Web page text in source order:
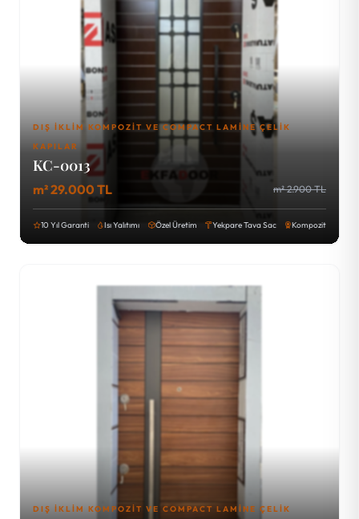
DIŞ İKLIM KOMPOZIT VE COMPACT LAMINE ÇELIK
KAPILAR
KC-0013
m² 29.000 TL m² 2.900 TL
10 Yıl Garanti Isı Yalıtımı Özel Üretim Yekpare Tava Sac Kompozit
DIŞ İKLIM KOMPOZIT VE COMPACT LAMINE ÇELIK